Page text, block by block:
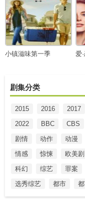
小镇滋味第一季 爱
剧集分类
2015 2016 2017
2022
BBC CBS
剧情
动作 动漫
情感
惊悚 欧美剧
科幻
综艺 罪案
选秀综艺
都市